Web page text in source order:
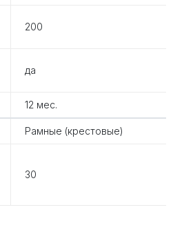
200
да
12 мес.
Рамные (крестовые)
30